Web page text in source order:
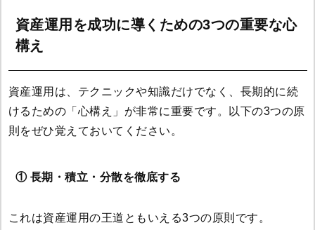
資産運用を成功に導くための3つの重要な心
構え
資産運用は、テクニックや知識だけでなく、長期的に続
けるための「心構え」が非常に重要です。以下の3つの原
則をぜひ覚えておいてください。
① 長期・積立・分散を徹底する
これは資産運用の王道ともいえる3つの原則です。